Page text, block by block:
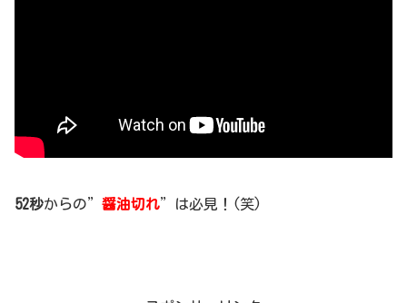
52秒からの” 醤油切れ”は必見！(笑)